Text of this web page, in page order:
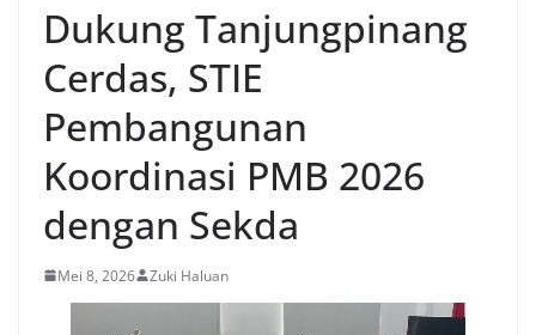
Dukung Tanjungpinang
Cerdas, STIE
Pembangunan
Koordinasi PMB 2026
dengan Sekda
Mei 8, 2026 Zuki Haluan